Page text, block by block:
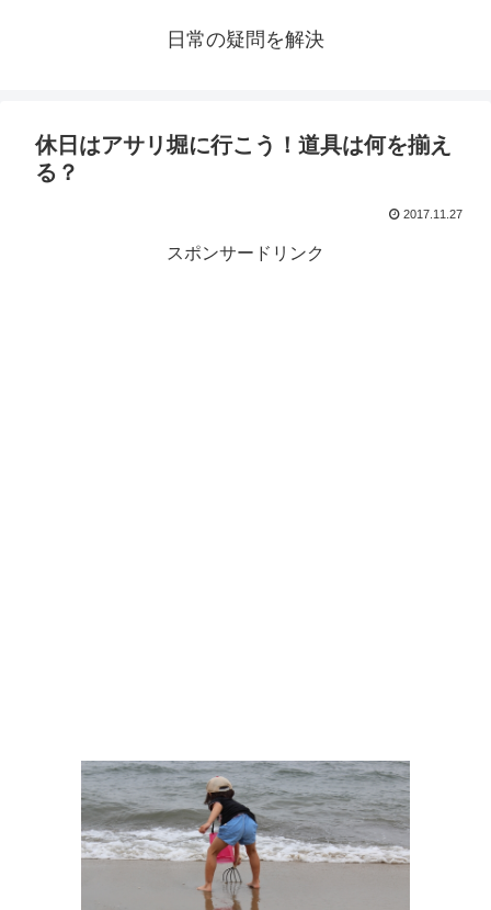
日常の疑問を解決
休日はアサリ堀に行こう！道具は何を揃え
る？
2017.11.27
スポンサードリンク